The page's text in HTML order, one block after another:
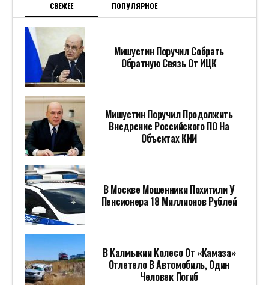
СВЕЖЕЕ ПОПУЛЯРНОЕ
Мишустин Поручил Собрать
Обратную Связь От ИЦК
Мишустин Поручил Продолжить
Внедрение Российского ПО На
Объектах КИИ
В Москве Мошенники Похитили У
Пенсионера 18 Миллионов Рублей
В Калмыкии Колесо От «Камаза»
Отлетело В Автомобиль, Один
Человек Погиб